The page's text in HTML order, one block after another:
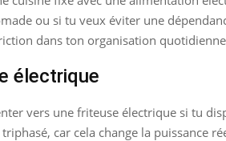
ou si tu veux éviter une
dans ton organisation
électrique
vers une friteuse électrique si tu
car cela change la puissance